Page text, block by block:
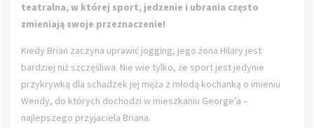
teatralna, w której sport, jedzenie i ubrania często
zmieniają swoje przeznaczenie!
Kiedy Brian zaczyna uprawić jogging, jego żona Hilary jest
bardziej niż szczęśliwa. Nie wie tylko, że sport jest jedynie
przykrywką dla schadzek jej męża z młodą kochanką o imieniu
Wendy, do których dochodzi w mieszkaniu George’a –
najlepszego przyjaciela Briana.